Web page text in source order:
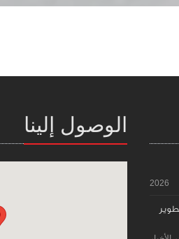
2026
الوصول إلينا